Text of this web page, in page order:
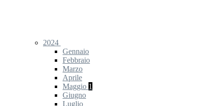
2024
Gennaio
Febbraio
Marzo
Aprile
Maggio 1
Giugno
Luglio